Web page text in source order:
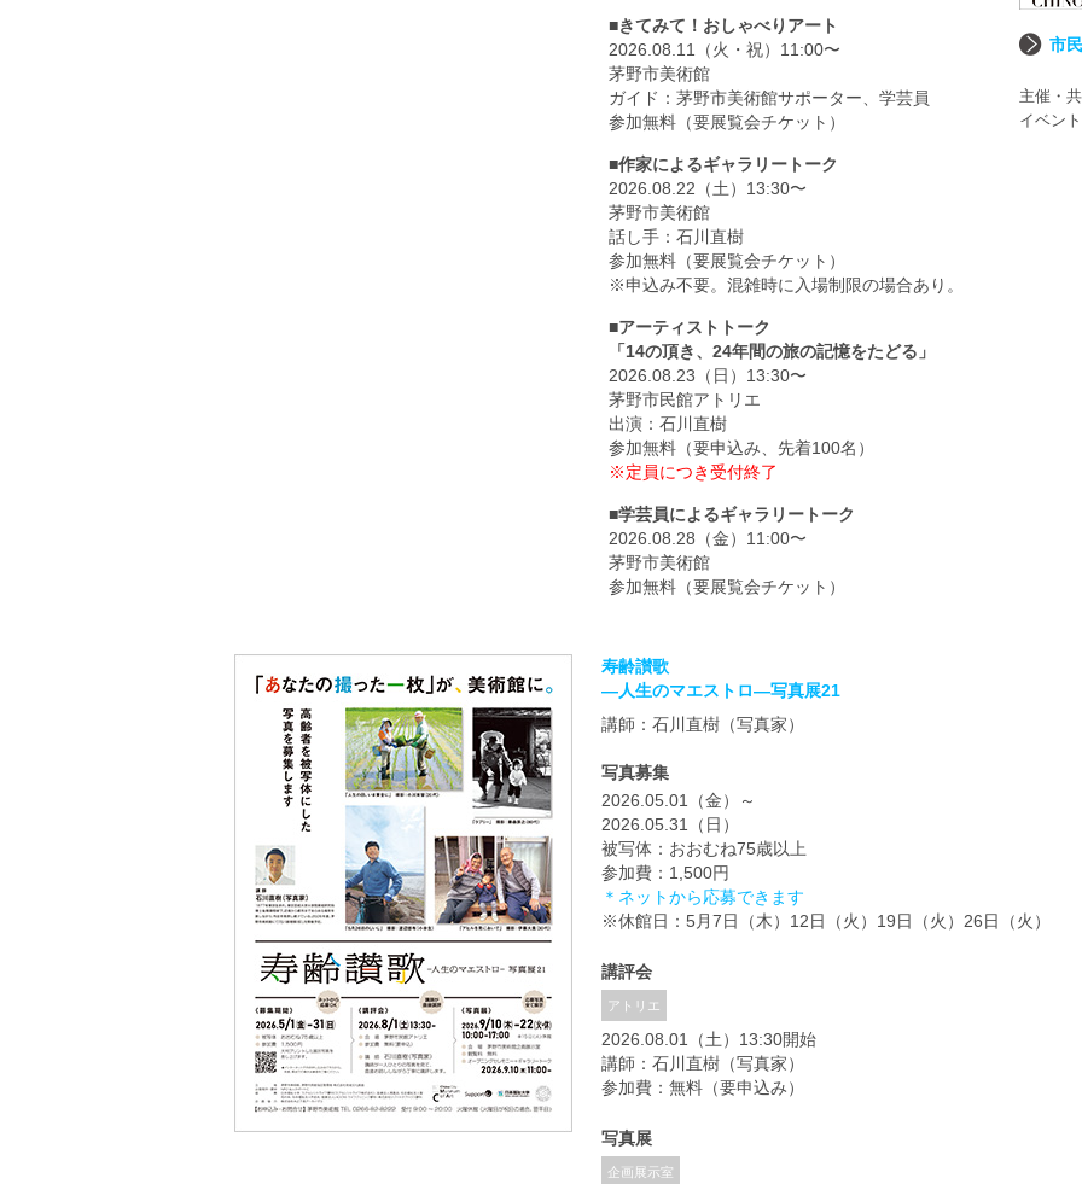
■きてみて！おしゃべりアート
2026.08.11（火・祝）11:00〜
茅野市美術館
ガイド：茅野市美術館サポーター、学芸員
参加無料（要展覧会チケット）
■作家によるギャラリートーク
2026.08.22（土）13:30〜
茅野市美術館
話し手：石川直樹
参加無料（要展覧会チケット）
※申込み不要。混雑時に入場制限の場合あり。
■アーティストトーク
「14の頂き、24年間の旅の記憶をたどる」
2026.08.23（日）13:30〜
茅野市民館アトリエ
出演：石川直樹
参加無料（要申込み、先着100名）
※定員につき受付終了
■学芸員によるギャラリートーク
2026.08.28（金）11:00〜
茅野市美術館
参加無料（要展覧会チケット）
市
主催・
イベン
寿齢讃歌
―人生のマエストロ―写真展21
講師：石川直樹（写真家）
写真募集
2026.05.01（金）～
2026.05.31（日）
被写体：おおむね75歳以上
参加費：1,500円
＊ネットから応募できます
※休館日：5月7日（木）12日（火）19日（火）26日（火）
講評会
アトリエ
2026.08.01（土）13:30開始
講師：石川直樹（写真家）
参加費：無料（要申込み）
写真展
企画展示室